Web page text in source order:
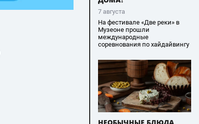
7 августа
На фестивале «Две реки» в
Музеоне прошли
международные
соревнования по хайдайвингу